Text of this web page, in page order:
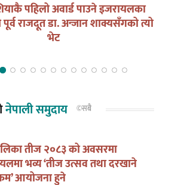
पहिलो अवार्ड पाउने इजरायलका
पूर्व राजदूत डा. अन्जान शाक्यसँगको त्यो
भेट
नेपाली समुदाय ©सबै
तीज २०८३ को अवसरमा
भव्य ‘तीज उत्सव तथा दरखाने
आयोजना हुने